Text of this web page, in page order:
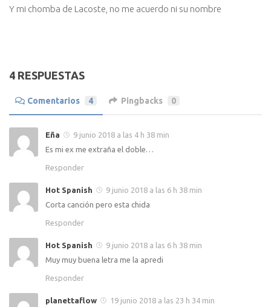
Y mi chomba de Lacoste, no me acuerdo ni su nombre
4 RESPUESTAS
Comentarios 4 Pingbacks 0
Eña
9 junio 2018 a las 4 h 38 min
Es mi ex me extraña el doble…
Responder
Hot Spanish
9 junio 2018 a las 6 h 38 min
Corta canción pero esta chida
Responder
Hot Spanish
9 junio 2018 a las 6 h 38 min
Muy muy buena letra me la apredi
Responder
planettaflow
19 junio 2018 a las 23 h 34 min